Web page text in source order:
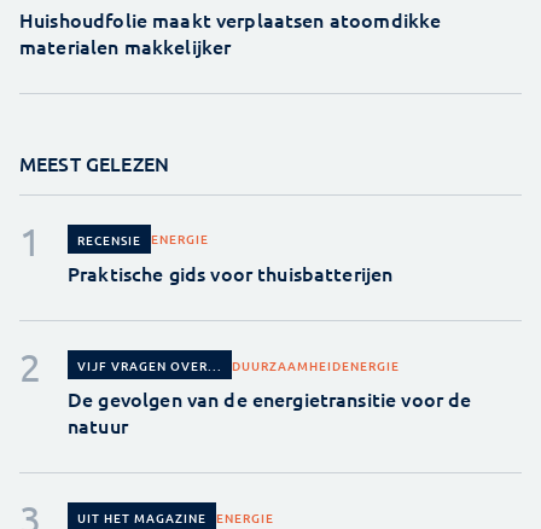
Huishoudfolie maakt verplaatsen atoomdikke
materialen makkelijker
MEEST GELEZEN
RECENSIE ENERGIE
Praktische gids voor thuisbatterijen
VIJF VRAGEN OVER... DUURZAAMHEIDENERGIE
De gevolgen van de energietransitie voor de
natuur
UIT HET MAGAZINE ENERGIE